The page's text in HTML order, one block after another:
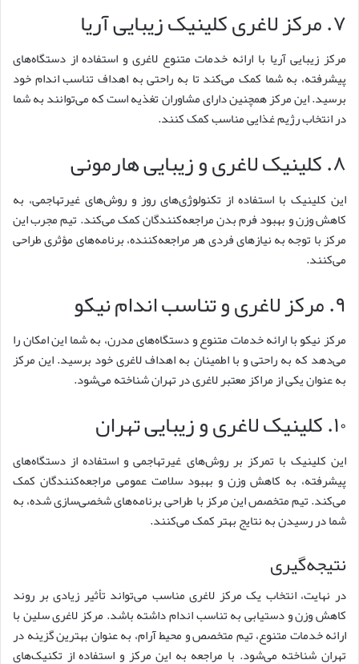
۷. مرکز لاغری کلینیک زیبایی آریا
مرکز زیبایی آریا با ارائه خدمات متنوع لاغری و استفاده از دستگاه‌های
پیشرفته، به شما کمک می‌کند تا به راحتی به اهداف تناسب اندام خود
برسید. این مرکز همچنین دارای مشاوران تغذیه است که می‌توانند به شما
در انتخاب رژیم غذایی مناسب کمک کنند.
۸. کلینیک لاغری و زیبایی هارمونی
این کلینیک با استفاده از تکنولوژی‌های روز و روش‌های غیرتهاجمی، به
کاهش وزن و بهبود فرم بدن مراجعه‌کنندگان کمک می‌کند. تیم مجرب این
مرکز با توجه به نیازهای فردی هر مراجعه‌کننده، برنامه‌های مؤثری طراحی
می‌کنند.
۹. مرکز لاغری و تناسب اندام نیکو
مرکز نیکو با ارائه خدمات متنوع و دستگاه‌های مدرن، به شما این امکان را
می‌دهد که به راحتی و با اطمینان به اهداف لاغری خود برسید. این مرکز
به عنوان یکی از مراکز معتبر لاغری در تهران شناخته می‌شود.
۱۰. کلینیک لاغری و زیبایی تهران
این کلینیک با تمرکز بر روش‌های غیرتهاجمی و استفاده از دستگاه‌های
پیشرفته، به کاهش وزن و بهبود سلامت عمومی مراجعه‌کنندگان کمک
می‌کند. تیم متخصص این مرکز با طراحی برنامه‌های شخصی‌سازی شده، به
شما در رسیدن به نتایج بهتر کمک می‌کنند.
نتیجه‌گیری
در نهایت، انتخاب یک مرکز لاغری مناسب می‌تواند تأثیر زیادی بر روند
کاهش وزن و دستیابی به تناسب اندام داشته باشد. مرکز لاغری سلین با
ارائه خدمات متنوع، تیم متخصص و محیط آرام، به عنوان بهترین گزینه در
تهران شناخته می‌شود. با مراجعه به این مرکز و استفاده از تکنیک‌های